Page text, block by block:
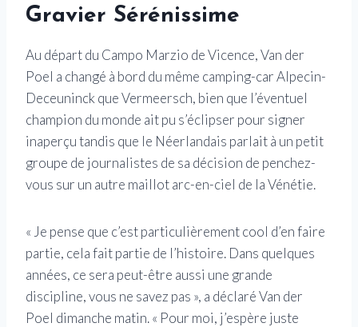
Gravier Sérénissime
Au départ du Campo Marzio de Vicence, Van der
Poel a changé à bord du même camping-car Alpecin-
Deceuninck que Vermeersch, bien que l’éventuel
champion du monde ait pu s’éclipser pour signer
inaperçu tandis que le Néerlandais parlait à un petit
groupe de journalistes de sa décision de penchez-
vous sur un autre maillot arc-en-ciel de la Vénétie.
« Je pense que c’est particulièrement cool d’en faire
partie, cela fait partie de l’histoire. Dans quelques
années, ce sera peut-être aussi une grande
discipline, vous ne savez pas », a déclaré Van der
Poel dimanche matin. « Pour moi, j’espère juste